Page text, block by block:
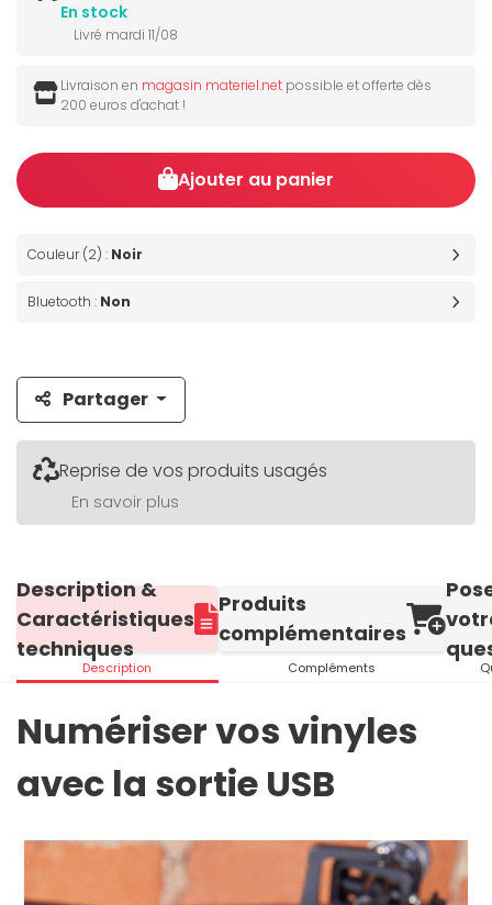
En stock
Livré mardi 11/08
Livraison en magasin materiel.net possible et offerte dès
200 euros d'achat !
Ajouter au panier
Couleur (2) : Noir
Bluetooth : Non
Partager
Reprise de vos produits usagés
En savoir plus
Description &
Caractéristiques
techniques
Description
Produits
complémentaires
Compléments
Numériser vos vinyles
avec la sortie USB